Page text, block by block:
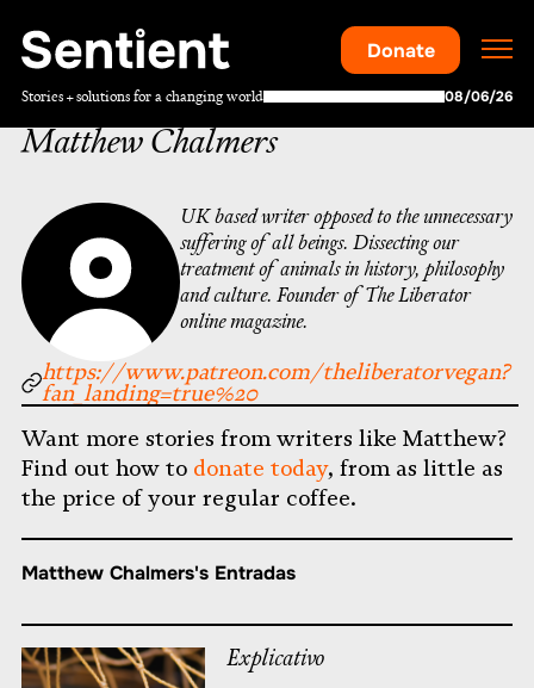
Stories + solutions for a changing world 08/06/26
Donate
Matthew Chalmers
UK based writer opposed to the unnecessary
suffering of all beings. Dissecting our
treatment of animals in history, philosophy
and culture. Founder of The Liberator
online magazine.
https://www.patreon.com/theliberatorvegan?
fan_landing=true%20
Want more stories from writers like Matthew?
Find out how to donate today, from as little as
the price of your regular coffee.
Matthew Chalmers's Entradas
Explicativo